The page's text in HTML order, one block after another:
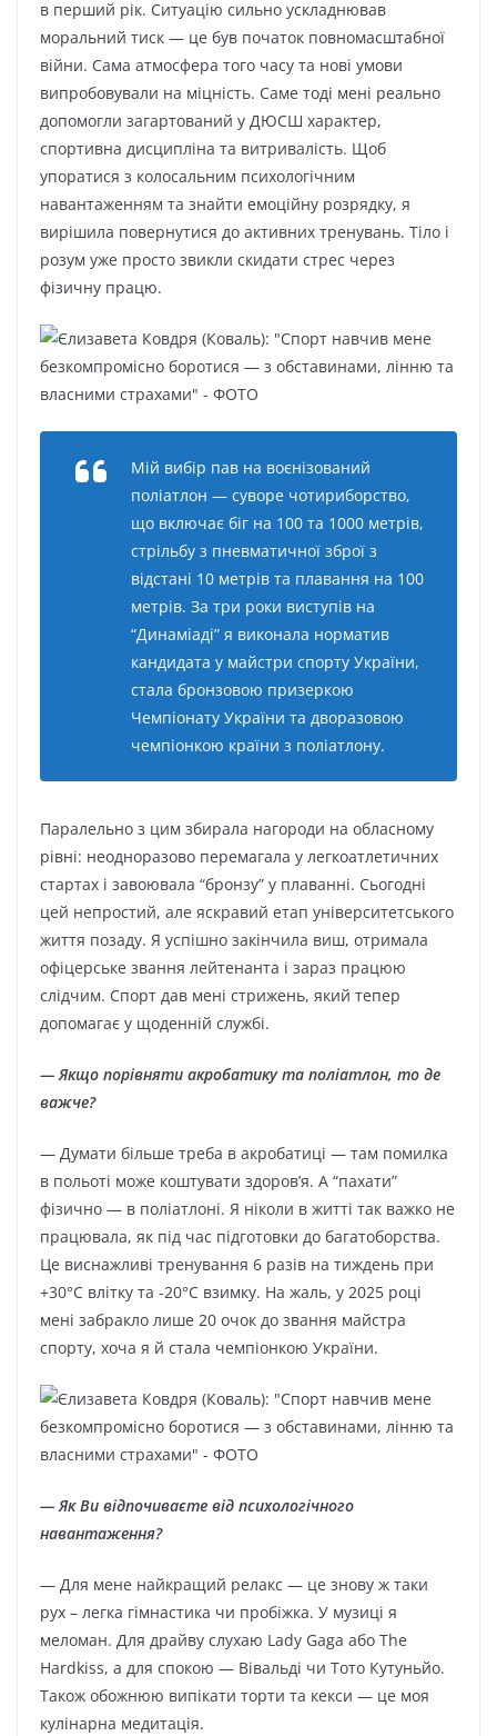
в перший рік. Ситуацію сильно ускладнював
моральний тиск — це був початок повномасштабної
війни. Сама атмосфера того часу та нові умови
випробовували на міцність. Саме тоді мені реально
допомогли загартований у ДЮСШ характер,
спортивна дисципліна та витривалість. Щоб
упоратися з колосальним психологічним
навантаженням та знайти емоційну розрядку, я
вирішила повернутися до активних тренувань. Тіло і
розум уже просто звикли скидати стрес через
фізичну працю.
Мій вибір пав на воєнізований
поліатлон — суворе чотириборство,
що включає біг на 100 та 1000 метрів,
стрільбу з пневматичної зброї з
відстані 10 метрів та плавання на 100
метрів. За три роки виступів на
“Динаміаді” я виконала норматив
кандидата у майстри спорту України,
стала бронзовою призеркою
Чемпіонату України та дворазовою
чемпіонкою країни з поліатлону.
Паралельно з цим збирала нагороди на обласному
рівні: неодноразово перемагала у легкоатлетичних
стартах і завоювала “бронзу” у плаванні. Сьогодні
цей непростий, але яскравий етап університетського
життя позаду. Я успішно закінчила виш, отримала
офіцерське звання лейтенанта і зараз працюю
слідчим. Спорт дав мені стрижень, який тепер
допомагає у щоденній службі.
— Якщо порівняти акробатику та поліатлон, то де
важче?
— Думати більше треба в акробатиці — там помилка
в польоті може коштувати здоров’я. А “пахати”
фізично — в поліатлоні. Я ніколи в житті так важко не
працювала, як під час підготовки до багатоборства.
Це виснажливі тренування 6 разів на тиждень при
+30°C влітку та -20°C взимку. На жаль, у 2025 році
мені забракло лише 20 очок до звання майстра
спорту, хоча я й стала чемпіонкою України.
— Як Ви відпочиваєте від психологічного
навантаження?
— Для мене найкращий релакс — це знову ж таки
рух – легка гімнастика чи пробіжка. У музиці я
меломан. Для драйву слухаю Lady Gaga або The
Hardkiss, а для спокою — Вівальді чи Тото Кутуньйо.
Також обожнюю випікати торти та кекси — це моя
кулінарна медитація.